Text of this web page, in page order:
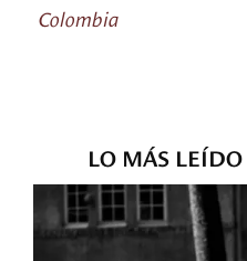
Colombia
LO MÁS